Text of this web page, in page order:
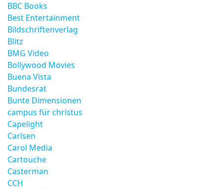
BBC Books
Best Entertainment
Bildschriftenverlag
Blitz
BMG Video
Bollywood Movies
Buena Vista
Bundesrat
Bunte Dimensionen
campus für christus
Capelight
Carlsen
Carol Media
Cartouche
Casterman
CCH